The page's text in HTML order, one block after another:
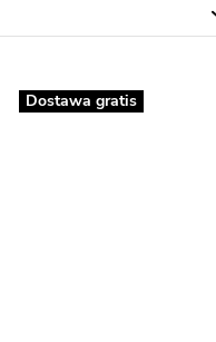
Dostawa gratis